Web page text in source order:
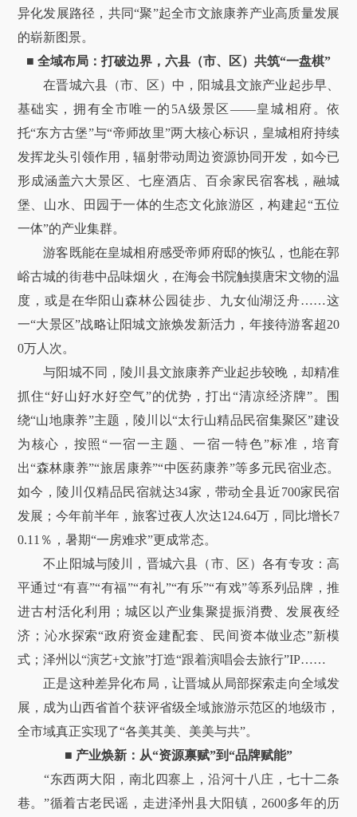
异化发展路径，共同“聚”起全市文旅康养产业高质量发展
的崭新图景。
■ 全域布局：打破边界，六县（市、区）共筑“一盘棋”
在晋城六县（市、区）中，阳城县文旅产业起步早、
基础实，拥有全市唯一的5A级景区——皇城相府。依
托“东方古堡”与“帝师故里”两大核心标识，皇城相府持续
发挥龙头引领作用，辐射带动周边资源协同开发，如今已
形成涵盖六大景区、七座酒店、百余家民宿客栈，融城
堡、山水、田园于一体的生态文化旅游区，构建起“五位
一体”的产业集群。
游客既能在皇城相府感受帝师府邸的恢弘，也能在郭
峪古城的街巷中品味烟火，在海会书院触摸唐宋文物的温
度，或是在华阳山森林公园徒步、九女仙湖泛舟……这
一“大景区”战略让阳城文旅焕发新活力，年接待游客超20
0万人次。
与阳城不同，陵川县文旅康养产业起步较晚，却精准
抓住“好山好水好空气”的优势，打出“清凉经济牌”。围
绕“山地康养”主题，陵川以“太行山精品民宿集聚区”建设
为核心，按照“一宿一主题、一宿一特色”标准，培育
出“森林康养”“旅居康养”“中医药康养”等多元民宿业态。
如今，陵川仅精品民宿就达34家，带动全县近700家民宿
发展；今年前半年，旅客过夜人次达124.64万，同比增长7
0.11％，暑期“一房难求”更成常态。
不止阳城与陵川，晋城六县（市、区）各有专攻：高
平通过“有喜”“有福”“有礼”“有乐”“有戏”等系列品牌，推
进古村活化利用；城区以产业集聚提振消费、发展夜经
济；沁水探索“政府资金建配套、民间资本做业态”新模
式；泽州以“演艺+文旅”打造“跟着演唱会去旅行”IP……
正是这种差异化布局，让晋城从局部探索走向全域发
展，成为山西省首个获评省级全域旅游示范区的地级市，
全市域真正实现了“各美其美、美美与共”。
■ 产业焕新：从“资源禀赋”到“品牌赋能”
“东西两大阳，南北四寨上，沿河十八庄，七十二条
巷。”循着古老民谣，走进泽州县大阳镇，2600多年的历